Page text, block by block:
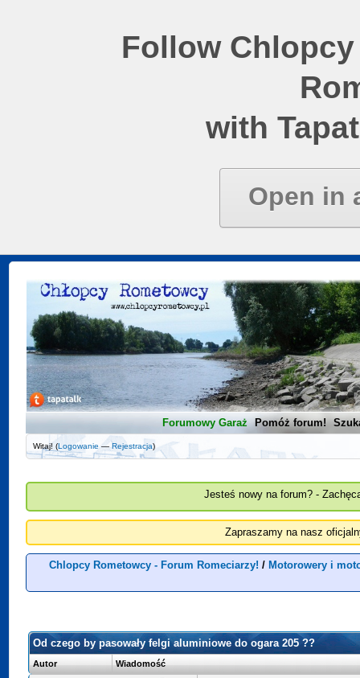
Follow
with
Open in
Forumowy Garaż Pomóż forum!
Witaj! (Logowanie —Rejestracja)
Jesteś nowy na forum? -
Zapraszamy na nasz
Chlopcy Rometowcy - Forum Romeciarzy! / Motorowery i
Od czego by pasowały felgi aluminiowe do ogara 205 ??
Autor Wiadomość